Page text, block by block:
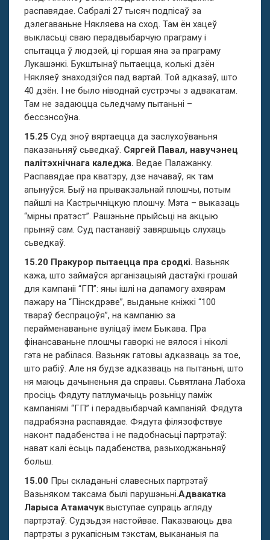
распавядае. Сабралі 27 тысяч подпісаў за
дэлегаваньне Някляева на сход. Там ён хацеў
выкласьці сваю перадвыбарчую праграму і
спытацца ў людзей, ці горшая яна за праграму
Лукашэнкі. Букштынаў пытаецца, колькі дзён
Някляеў знаходзіўся пад вартай. Той адказаў, што
40 дзён. І не было ніводнай сустрэчы з адвакатам.
Там не задаюцца сьледчаму пытаньні –
бессэнсоўна.
15.25 Суд зноў вяртаецца да заслухоўваньня
паказаньняў сьведкаў. Сяргей Павал, навучэнец
палітэхнічнага каледжа. Ведае Палажанку.
Распавядае пра кватэру, дзе начаваў, як там
апынуўся. Быў на прывакзальнай плошчы, потым
пайшлі на Кастрычніцкую плошчу. Мэта – выказаць
“мірны пратэст”. Рашэньне прыйсьці на акцыю
прыняў сам. Суд пастанавіў завяршыць слухаць
сьведкаў.
15.20 Пракурор пытаецца пра сродкі. Вазьняк
кажа, што займаўся арганізацыяй дастаўкі грошай
для кампаніі “ГП”: яны ішлі на дапамогу ахвярам
пажару на “Пінскдрэве”, выданьне кніжкі “100
твараў беспрацоўя”, на кампанію за
перайменаваньне вуліцаў імем Быкава. Пра
фінансаваньне плошчы гаворкі не вялося і ніколі
гэта не рабілася. Вазьняк гатовы адказваць за тое,
што рабіў. Але ня будзе адказваць на пытаньні, што
ня маюць дачыненьня да справы. Сьвятлана Лабоха
просіць Фядуту патлумачыць розьніцу паміж
кампаніямі “ГП” і перадвыбарчай кампаніяй. Фядута
падрабязна распавядае. Фядута філязофствуе
наконт падабенства і не падобнасьці партрэтаў:
нават калі ёсьць падабенства, разыходжаньняў
больш.
15.00 Пры складаньні славесных партрэтаў
Вазьняком таксама былі парушэньні.Адвакатка
Ларыса Атамачуквыступае супраць агляду
партрэтаў. Судзьдзя настойвае. Паказваюць два
партрэты з рукапісным тэкстам, выкананыя па